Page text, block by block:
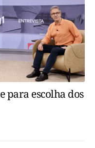
para escolha dos